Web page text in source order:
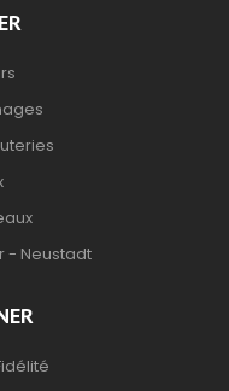
- Neustadt